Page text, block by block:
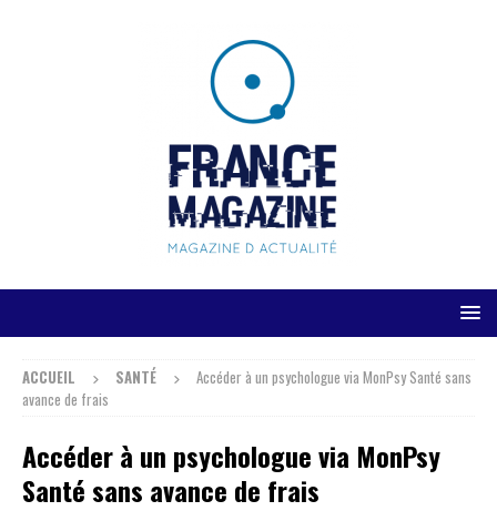
ACCUEIL SANTÉ
Accéder à un psychologue via MonPsy Santé sans
avance de frais
Accéder à un psychologue via MonPsy
Santé sans avance de frais